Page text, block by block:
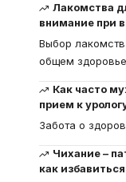
Лакомства
внимание при
Выбор
общем
Как часто
прием к
Забота о
Чихание –
как